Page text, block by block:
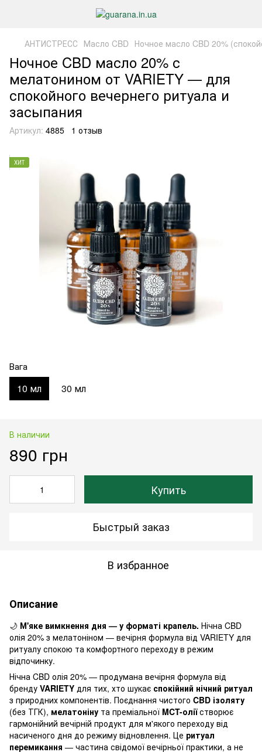
АНТИСТРЕСС Масло CBD Ночное масло CBD 20%
Ночное CBD масло 20% с
мелатонином от VARIETY — для
спокойного вечернего ритуала и
засыпания
Артикул: 4885 1 отзыв
ХИТ
Вага
10 мл 30 мл
В наличии
890 грн
Купить
Быстрый заказ
В избранное
Описание
🌙 М'яке вимкнення дня — у форматі крапель. Нічна CBD
олія 20% з мелатоніном — вечірня формула від VARIETY для
ритуалу спокою та комфортного переходу в режим
відпочинку.
Нічна CBD олія 20% — продумана вечірня формула від
бренду VARIETY для тих, хто шукає спокійний нічний ритуал
з природних компонентів. Поєднання чистого CBD ізоляту
(без ТГК), мелатоніну та преміальної MCT-оліїстворює
гармонійний вечірній продукт для м'якого переходу від
насиченого дня до режиму відновлення. Це ритуал
перемикання — частина свідомої вечірньої практики, а не